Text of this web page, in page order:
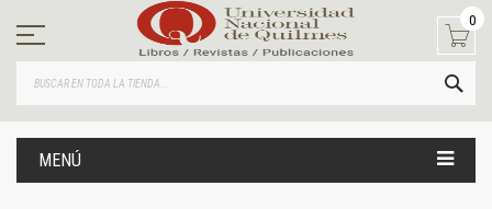
contenido
0
MENÚ